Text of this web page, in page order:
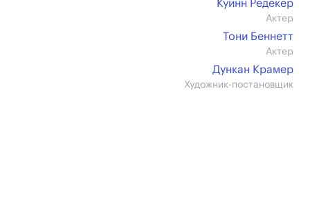
Куинн Редекер
Актер
Тони Беннетт
Актер
Дункан Крамер
Художник-постановщик